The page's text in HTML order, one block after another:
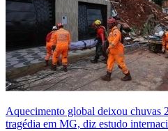
Aquecimento global deixou chuvas
tragédia em MG, diz estudo